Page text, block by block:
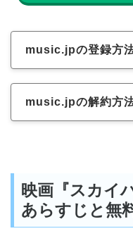
music.jpの登録方
music.jpの解約方
映画『スカイ
あらすじと無